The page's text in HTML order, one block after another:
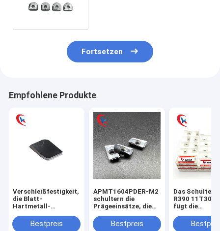
Fortsetzen
Empfohlene Produkte
Verschleißfestigkeit,
die Blatt-
Hartmetall-
kundenspezifischen
Blatt-RuT450
Bestpreis
APMT1604PDER-M2
schultern die
Prägeeinsätze, die
Karbid-
Prägeeinsätze
Bestpreis
Das Schulter-
R390
fügt die
Stahlteilen,
Edelstahl-